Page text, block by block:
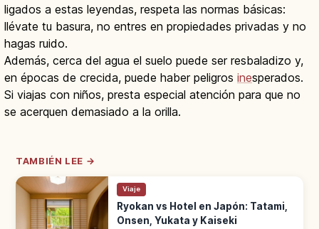
ligados a estas leyendas, respeta las normas básicas:
llévate tu basura, no entres en propiedades privadas y no
hagas ruido.
Además, cerca del agua el suelo puede ser resbaladizo y,
en épocas de crecida, puede haber peligros inesperados.
Si viajas con niños, presta especial atención para que no
se acerquen demasiado a la orilla.
TAMBIÉN LEE →
Viaje
Ryokan vs Hotel en Japón: Tatami,
Onsen, Yukata y Kaiseki